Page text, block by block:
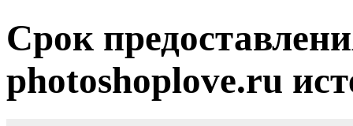
Срок
photoshoplove.ru